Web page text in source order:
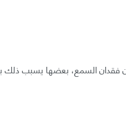
فقدان السمع، بعضها يسبب ذلك